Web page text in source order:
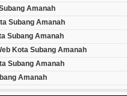
Amanah
Subang Amanah
Subang Amanah
Kota Subang Amanah
Subang Amanah
Amanah